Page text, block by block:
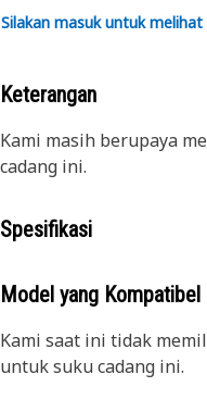
Silakan masuk untuk
Keterangan
Kami masih berupaya
cadang ini.
Spesifikasi
Model yang Kompatibel
Kami saat ini tidak
untuk suku cadang ini.